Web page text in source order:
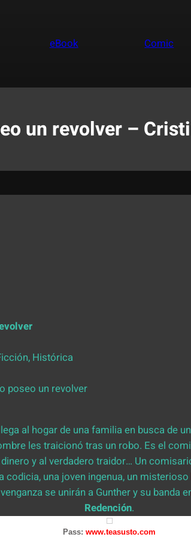
eBook Comic
un revolver –
Histórica
poseo un revolver
al hogar de una familia en busca de
les traicionó tras un robo. Es el
y al verdadero traidor… Un
una joven ingenua, un
se unirán a Gunther y su banda
Redención.
Pass:www.teasusto.com